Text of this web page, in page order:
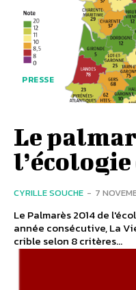
PRESSE
Le
CYRILLE SOUCHE - 7
Le Palmarès 2014 de
année consécutive, La
crible selon 8 critères...